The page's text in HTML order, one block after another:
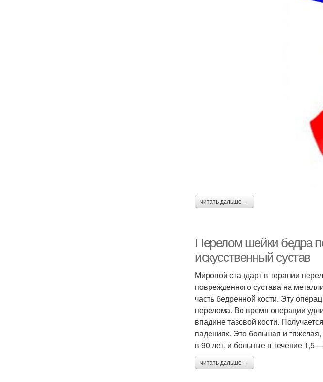
читать дальше →
Перелом шейки бедра
искусственный сустав
Мировой стандарт в терапии
поврежденного сустава на
часть бедренной кости. Эту
перелома. Во время операции
впадине тазовой кости.
падениях. Это большая и
в 90 лет, и больные в течение
читать дальше →